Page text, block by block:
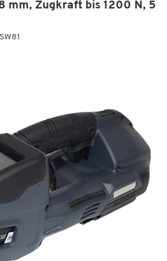
mm, Zugkraft bis 1200 N, 5